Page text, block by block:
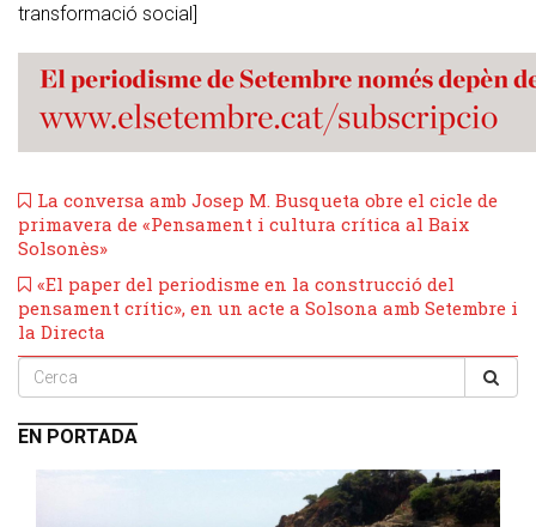
transformació social]
La conversa amb Josep M. Busqueta obre el cicle de
primavera de «Pensament i cultura crítica al Baix
Solsonès»
«El paper del periodisme en la construcció del
pensament crític», en un acte a Solsona amb Setembre i
la Directa
EN PORTADA